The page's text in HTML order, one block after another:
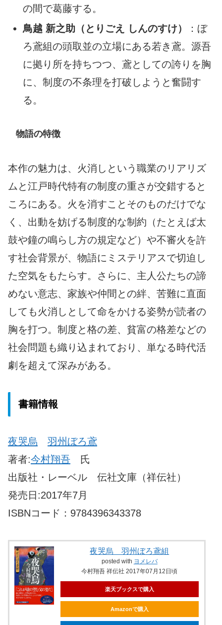
の間で葛藤する。
鳥越 新之助（とりごえ しんのすけ）
：ぼ
ろ鳶組の頭取並の立場にある若き鳶。源吾
に拠り所を持ちつつ、鳶としての誇りを胸
に、制度の不条理を打破しようと奮闘す
る。
物語の特徴
本作の魅力は、火消しという職業のリアリズ
ムと江戸時代特有の制度の重さが交錯すると
ころにある。火を消すことそのものだけでな
く、出動を妨げる制度的な制約（たとえば太
鼓や鐘の鳴らし方の規定など）や不審火を許
す社会背景が、物語にミステリアスで切迫し
た空気をもたらす。さらに、主人公たちの諦
めない意志、家族や仲間との絆、苦難に直面
しても火消しとして命をかける姿勢が読者の
胸を打つ。制度と格の差、貧富の格差などの
社会問題も織り込まれており、単なる時代活
劇を超えて深みがある。
書籍情報
夜哭烏
羽州ぼろ鳶
著者:今村翔吾 氏
出版社・レーベル 伝社文庫（祥伝社）
発売日:2017年7月
ISBNコード：9784396343378
夜哭烏 羽州ぼろ鳶組
posted with ヨメレバ
今村翔吾 祥伝社 2017年07月12日頃
楽天ブックスで購入
Amazonで購入